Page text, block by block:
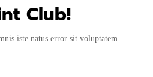
Club!
iste natus error sit voluptatem